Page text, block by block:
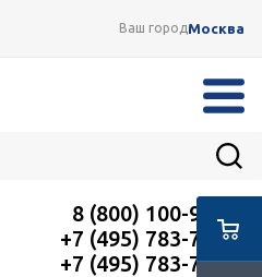
Ваш городМосква
8 (800) 100-91-12
+7 (495) 783-72-87
+7 (495) 783-72-87